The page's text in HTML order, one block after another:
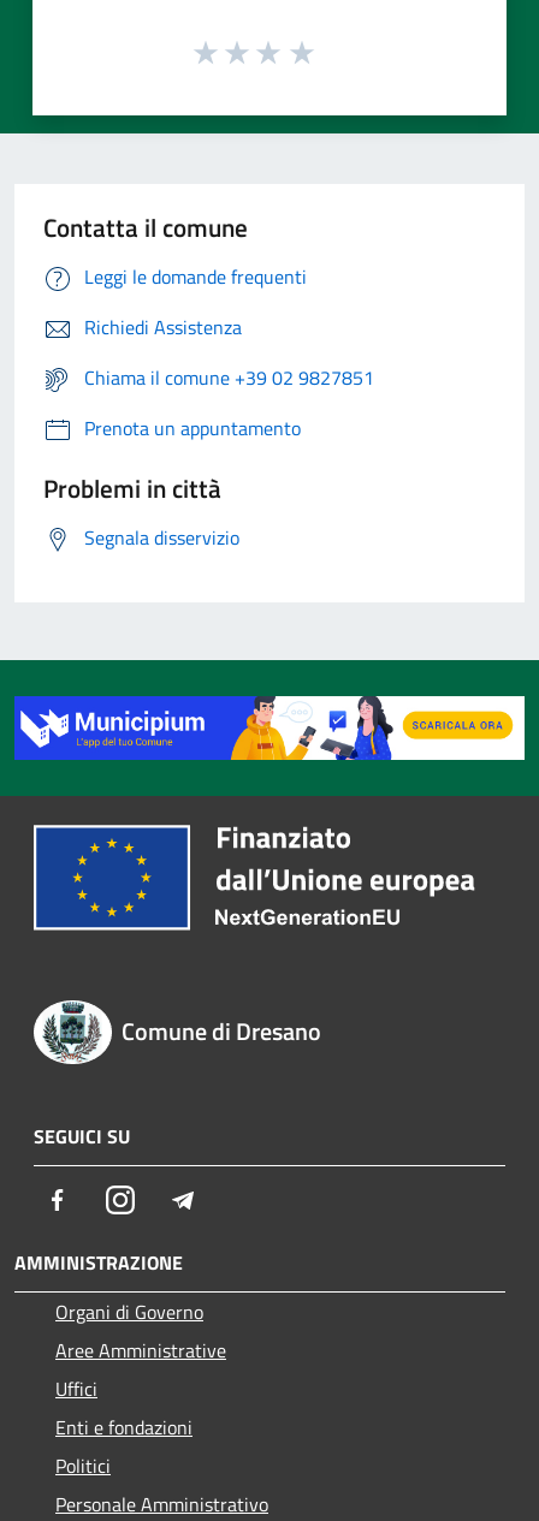
Contatta il comune
Leggi le domande frequenti
Richiedi Assistenza
Chiama il comune +39 02 9827851
Prenota un appuntamento
Problemi in città
Segnala disservizio
Comune di Dresano
SEGUICI SU
FacebookInstagram
AMMINISTRAZIONE
Organi di Governo
Aree Amministrative
Uffici
Enti e fondazioni
Politici
Personale Amministrativo